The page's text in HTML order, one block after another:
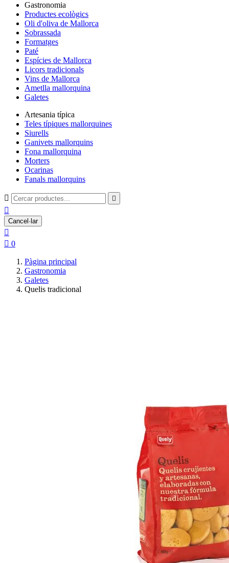
Gastronomia
Productes ecològics
Oli d'oliva de Mallorca
Sobrassada
Formatges
Paté
Espícies de Mallorca
Licors tradicionals
Vins de Mallorca
Ametlla mallorquina
Galetes
Artesania típica
Teles típiques mallorquines
Siurells
Ganivets mallorquins
Fona mallorquina
Morters
Ocarinas
Fanals mallorquins
 

Cancel·lar

 0
Pàgina principal
Gastronomia
Galetes
Quelis tradicional